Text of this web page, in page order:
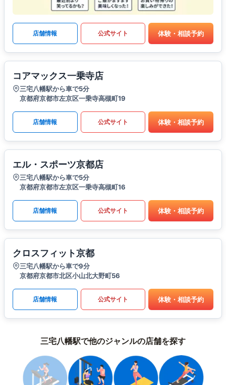
店舗情報 公式サイト 体験・相談予約
コアマックス一乗寺店
三宅八幡駅から車で5分
京都府京都市左京区一乗寺高槻町19
店舗情報 公式サイト 体験・相談予約
エル・スポーツ京都店
三宅八幡駅から車で5分
京都府京都市左京区一乗寺高槻町16
店舗情報 公式サイト 体験・相談予約
クロスフィット京都
三宅八幡駅から車で9分
京都府京都市北区小山北大野町56
店舗情報 公式サイト 体験・相談予約
三宅八幡駅で他のジャンルの店舗を探す